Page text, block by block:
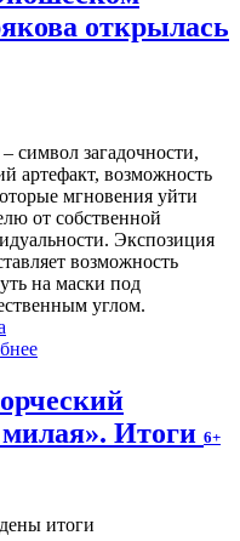
открылась
символ загадочности,
артефакт, возможность
мгновения уйти
от собственной
Экспозиция
возможность
на маски под
углом.
Итоги 6+
итоги